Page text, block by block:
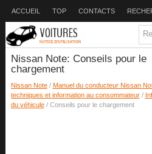
ACCUEIL TOP CONTACTS
Nissan Note: Conseils pour le
chargement
Nissan Note/ Manuel du conducteur Nissan
techniques et information au consommateur/
du véhicule/ Conseils pour le chargement